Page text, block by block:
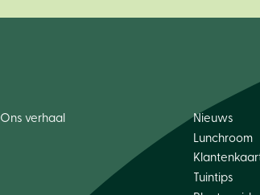
Ons verhaal
Nieuws
Lunchroom
Tuintips